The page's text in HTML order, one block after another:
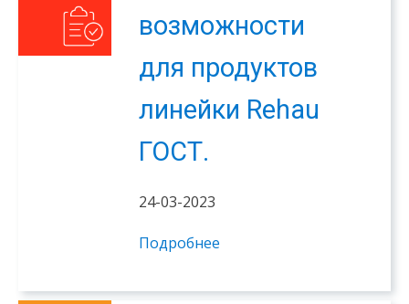
возможности
для продуктов
линейки Rehau
ГОСТ.
24-03-2023
Подробнее